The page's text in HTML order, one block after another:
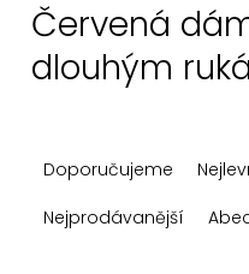
Červená
dlouhým
aDoporučujeme
Nejprodávanější